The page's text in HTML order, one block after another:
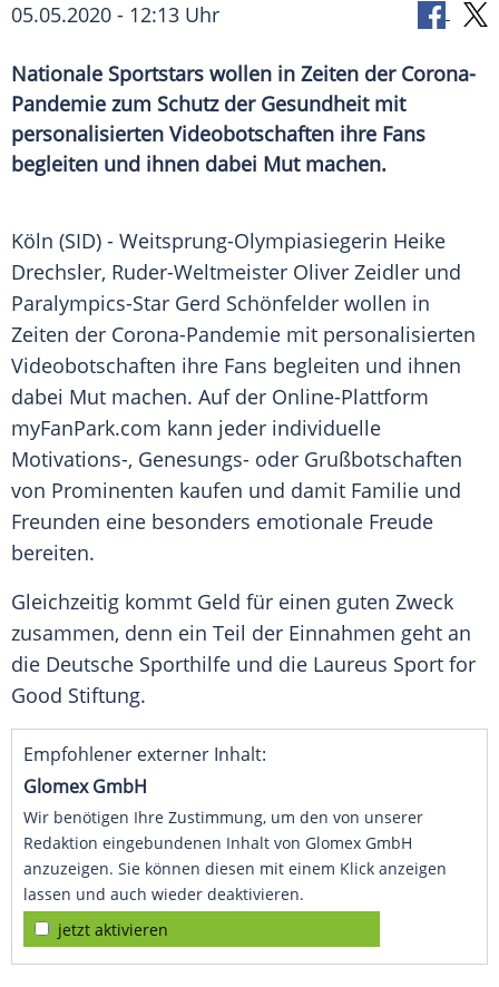
05.05.2020 - 12:13 Uhr
Nationale Sportstars wollen in Zeiten der Corona-
Pandemie zum Schutz der Gesundheit mit
personalisierten Videobotschaften ihre Fans
begleiten und ihnen dabei Mut machen.
Köln (SID) - Weitsprung-Olympiasiegerin Heike
Drechsler, Ruder-Weltmeister Oliver Zeidler und
Paralympics-Star Gerd Schönfelder wollen in
Zeiten der Corona-Pandemie mit personalisierten
Videobotschaften ihre Fans begleiten und ihnen
dabei Mut machen. Auf der Online-Plattform
myFanPark.com kann jeder individuelle
Motivations-, Genesungs- oder Grußbotschaften
von Prominenten kaufen und damit Familie und
Freunden eine besonders emotionale Freude
bereiten.
Gleichzeitig kommt Geld für einen guten Zweck
zusammen, denn ein Teil der Einnahmen geht an
die Deutsche Sporthilfe und die Laureus Sport for
Good Stiftung.
Empfohlener externer Inhalt:
Glomex GmbH
Wir benötigen Ihre Zustimmung, um den von unserer
Redaktion eingebundenen Inhalt von Glomex GmbH
anzuzeigen. Sie können diesen mit einem Klick anzeigen
lassen und auch wieder deaktivieren.
jetzt aktivieren